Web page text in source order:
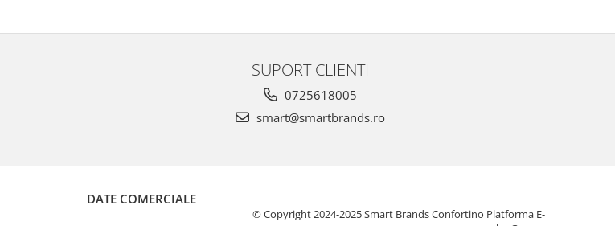
SUPORT CLIENTI
0725618005
smart@smartbrands.ro
DATE COMERCIALE
© Copyright 2024-2025 Smart Brands Confortino Platforma E-